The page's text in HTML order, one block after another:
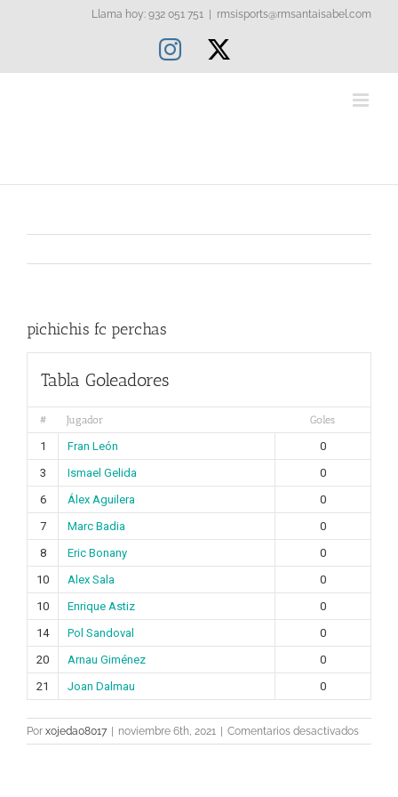
Llama hoy: 932 051 751 rmsisports@rmsantaisabel.com
Instagram
pichichis fc perchas
Tabla Goleadores
# Jugador Goles
1 Fran León
0
3
Ismael Gelida
0
6
Álex Aguilera
0
7
Marc Badia
0
8
Eric Bonany
0
10
Alex Sala
0
10
Enrique Astiz
0
14
Pol Sandoval
0
20
Arnau Giménez
0
21
Joan Dalmau 0
Por xojeda08017 noviembre 6th, 2021 Comentarios desactivadosen